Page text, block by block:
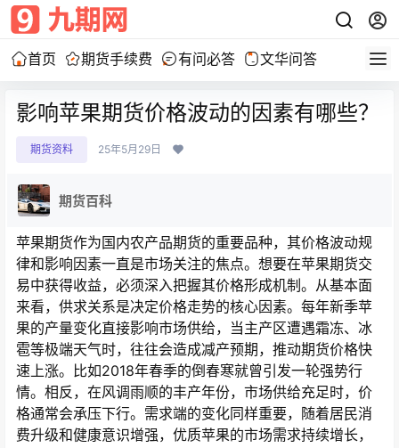
首页 期货手续费 有问必答 文华问答
影响苹果期货价格波动的因素有哪些？
期货资料 25年5月29日
期货百科
苹果期货作为国内农产品期货的重要品种，其价格波动规
律和影响因素一直是市场关注的焦点。想要在苹果期货交
易中获得收益，必须深入把握其价格形成机制。从基本面
来看，供求关系是决定价格走势的核心因素。每年新季苹
果的产量变化直接影响市场供给，当主产区遭遇霜冻、冰
雹等极端天气时，往往会造成减产预期，推动期货价格快
速上涨。比如2018年春季的倒春寒就曾引发一轮强势行
情。相反，在风调雨顺的丰产年份，市场供给充足时，价
格通常会承压下行。需求端的变化同样重要，随着居民消
费升级和健康意识增强，优质苹果的市场需求持续增长，